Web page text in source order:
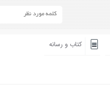
کتاب و رسانه